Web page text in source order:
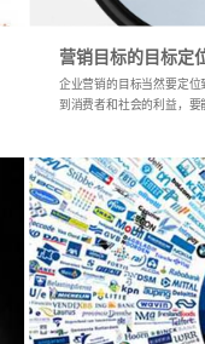
营销目标的目标定
企业营销的目标当然要定
到消费者和社会的利益，